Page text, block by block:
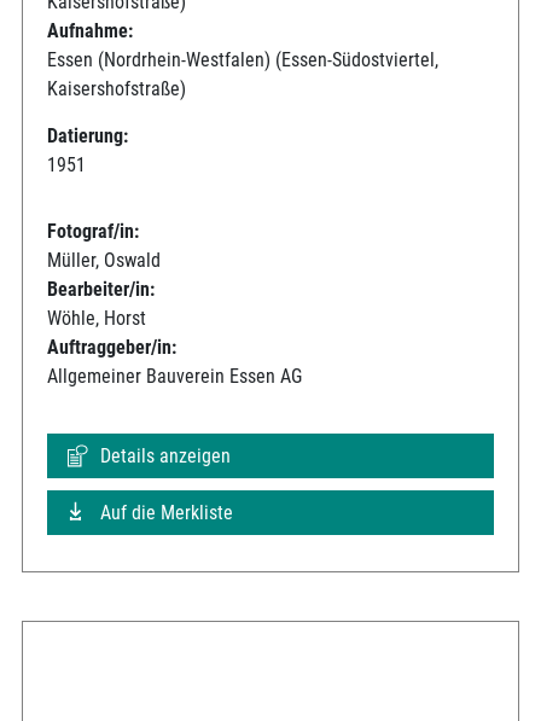
Aufnahme:
Essen (Nordrhein-Westfalen) (Essen-Südostviertel,
Kaisershofstraße)
Datierung:
1951
Fotograf/in:
Müller, Oswald
Bearbeiter/in:
Wöhle, Horst
Auftraggeber/in:
Allgemeiner Bauverein Essen AG
Details anzeigen
Auf die Merkliste